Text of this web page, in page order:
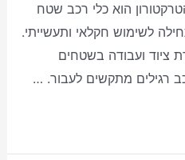
הוא כלי רכב שטח
לשימוש חקלאי ותעשייתי.
ציוד ועבודה בשטחים
רגילים מתקשים לעבור. …